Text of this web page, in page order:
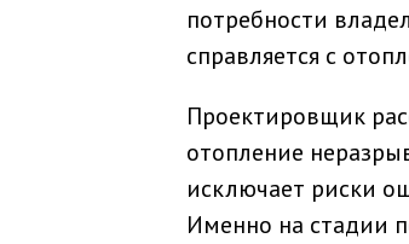
потребности
справляется с
Проектировщик
отопление
исключает риски
Именно на стадии